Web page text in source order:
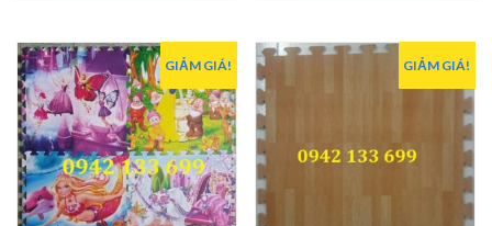
GIẢM GIÁ! GIẢM GIÁ!